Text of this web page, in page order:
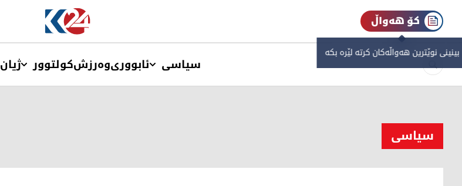
کۆ هەواڵ
نوێترین هەواڵەکان کرتە لێرە بکە
سیاسی ئابووریوەرزشکولتوور ژیان
سیاسی